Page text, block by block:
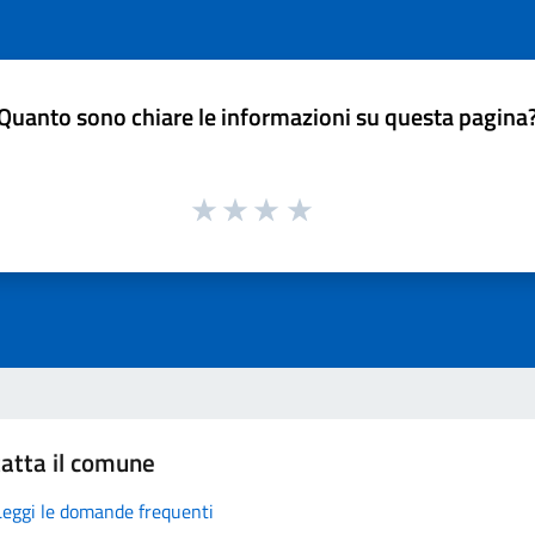
sono chiare le informazioni su questa
il comune
le domande frequenti